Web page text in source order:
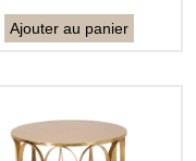
Ajouter au panier